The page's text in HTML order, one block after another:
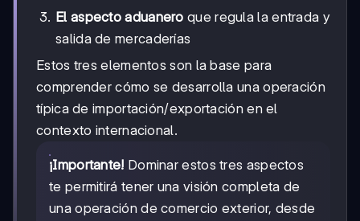
El aspecto aduanero que regula la entrada y
salida de mercaderías
Estos tres elementos son la base para
comprender cómo se desarrolla una operación
típica de importación/exportación en el
contexto internacional.
¡Importante! Dominar estos tres aspectos
te permitirá tener una visión completa de
una operación de comercio exterior, desde